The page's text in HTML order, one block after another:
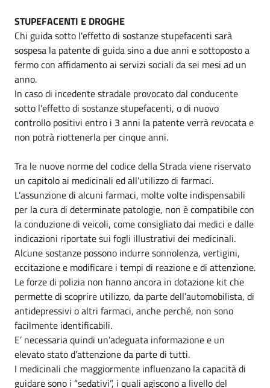
STUPEFACENTI E DROGHE
Chi guida sotto l'effetto di sostanze stupefacenti sarà
sospesa la patente di guida sino a due anni e sottoposto a
fermo con affidamento ai servizi sociali da sei mesi ad un
anno.
In caso di incedente stradale provocato dal conducente
sotto l'effetto di sostanze stupefacenti, o di nuovo
controllo positivi entro i 3 anni la patente verrà revocata e
non potrà riottenerla per cinque anni.
Tra le nuove norme del codice della Strada viene riservato
un capitolo ai medicinali ed all’utilizzo di farmaci.
L’assunzione di alcuni farmaci, molte volte indispensabili
per la cura di determinate patologie, non è compatibile con
la conduzione di veicoli, come consigliato dai medici e dalle
indicazioni riportate sui fogli illustrativi dei medicinali.
Alcune sostanze possono indurre sonnolenza, vertigini,
eccitazione e modificare i tempi di reazione e di attenzione.
Le forze di polizia non hanno ancora in dotazione kit che
permette di scoprire utilizzo, da parte dell’automobilista, di
antidepressivi o altri farmaci, anche perché, non sono
facilmente identificabili.
E’ necessaria quindi un’adeguata informazione e un
elevato stato d’attenzione da parte di tutti.
I medicinali che maggiormente influenzano la capacità di
guidare sono i “sedativi”, i quali agiscono a livello del